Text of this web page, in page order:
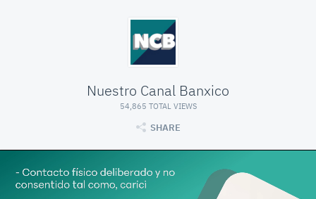
Nuestro Canal Banxico
54,865 TOTAL VIEWS
SHARE